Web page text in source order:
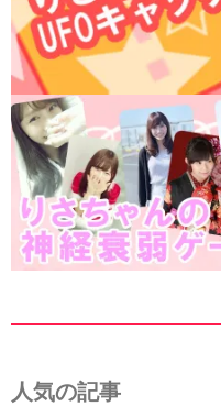
人気の記事